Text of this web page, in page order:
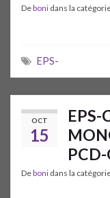
Deboni dans la
EPS-
OCT
15
EPS-
Deboni dans la